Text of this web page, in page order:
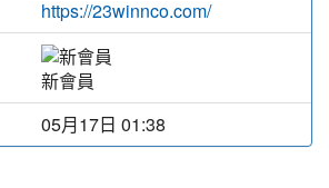
https://23winnco.com/
新會員
05月17日 01:38